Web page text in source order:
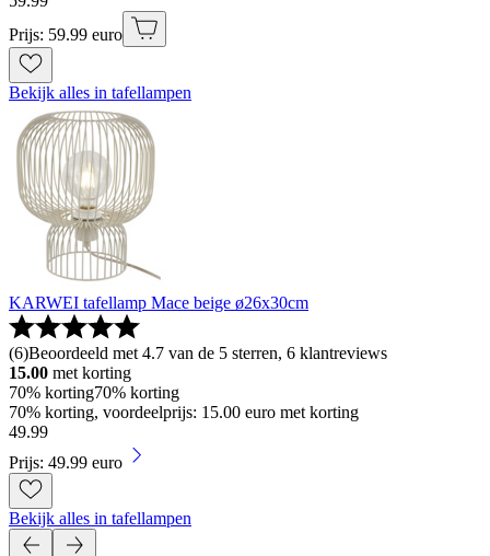
Prijs: 59.99 euro
Bekijk alles in tafellampen
KARWEI tafellamp Mace beige ø26x30cm
(6)Beoordeeld met 4.7 van de 5 sterren, 6 klantreviews
15.00 met korting
70% korting70% korting
70% korting, voordeelprijs: 15.00 euro met korting
49.99
Prijs: 49.99 euro
Bekijk alles in tafellampen